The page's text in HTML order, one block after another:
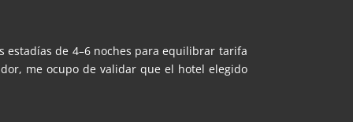
estadías de 4–6 noches para equilibrar tarifa
me ocupo de validar que el hotel elegido